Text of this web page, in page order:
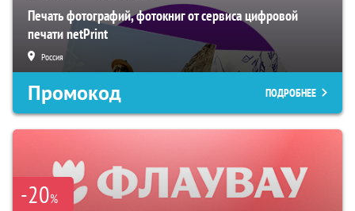
Печать фотографий, фотокниг от сервиса цифровой
печати netPrint
Россия
Промокод ПОДРОБНЕЕ
-20%